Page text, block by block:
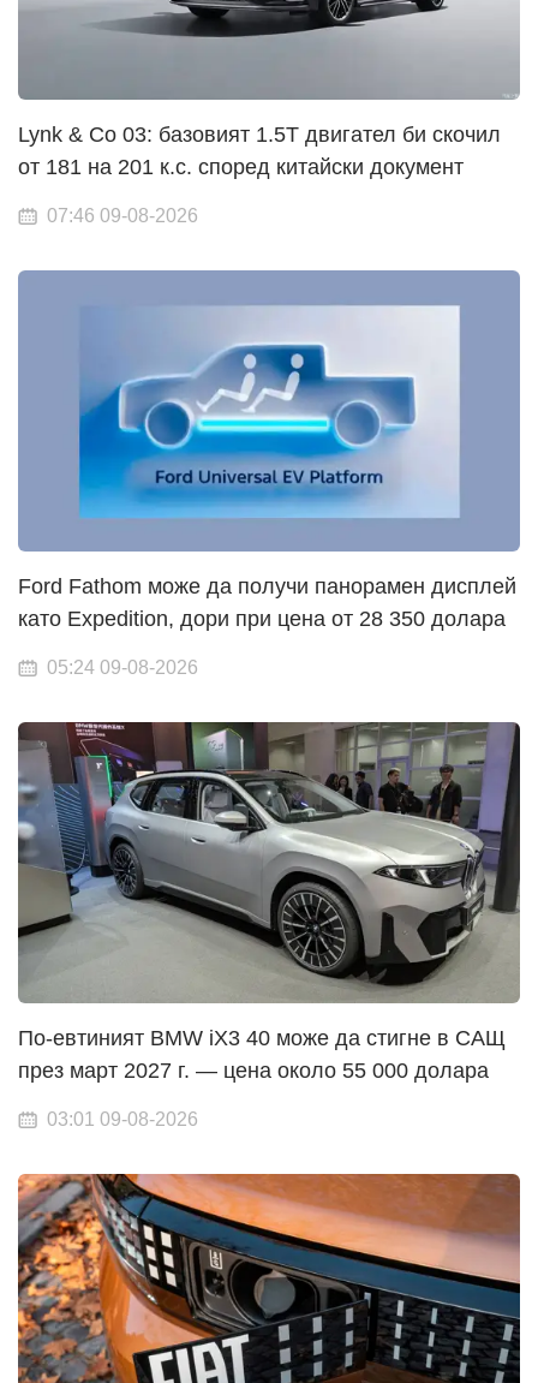
Lynk & Co 03: базовият 1.5T двигател би скочил
от 181 на 201 к.с. според китайски документ
07:46 09-08-2026
Ford Fathom може да получи панорамен дисплей
като Expedition, дори при цена от 28 350 долара
05:24 09-08-2026
По-евтиният BMW iX3 40 може да стигне в САЩ
през март 2027 г. — цена около 55 000 долара
03:01 09-08-2026